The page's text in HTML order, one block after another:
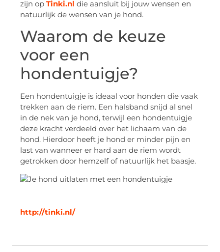
zijn op Tinki.nl die aansluit bij jouw wensen en
natuurlijk de wensen van je hond.
Waarom de keuze
voor een
hondentuigje?
Een hondentuigje is ideaal voor honden die vaak
trekken aan de riem. Een halsband snijd al snel
in de nek van je hond, terwijl een hondentuigje
deze kracht verdeeld over het lichaam van de
hond. Hierdoor heeft je hond er minder pijn en
last van wanneer er hard aan de riem wordt
getrokken door hemzelf of natuurlijk het baasje.
http://tinki.nl/